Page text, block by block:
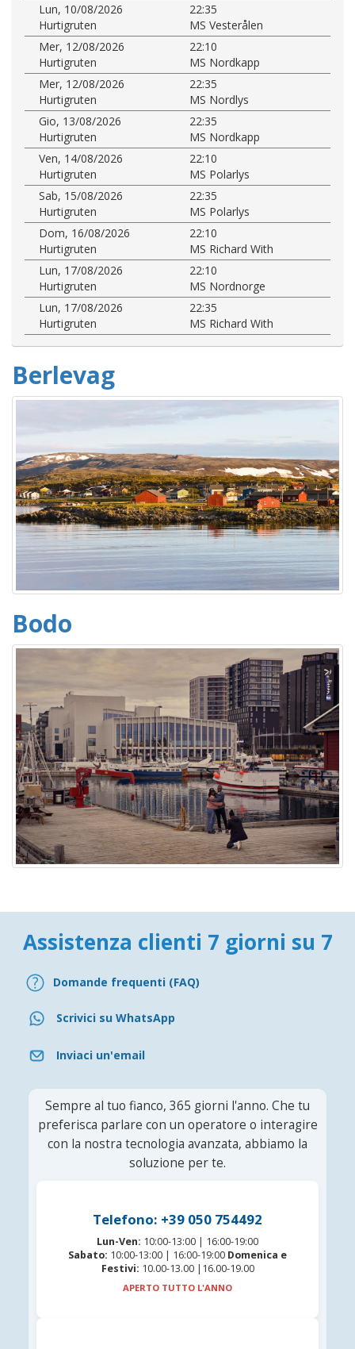
Lun, 10/08/2026
22:35
Hurtigruten
MS Vesterålen
Mer, 12/08/2026
22:10
Hurtigruten
MS Nordkapp
Mer, 12/08/2026
22:35
Hurtigruten
MS Nordlys
Gio, 13/08/2026
22:35
Hurtigruten
MS Nordkapp
Ven, 14/08/2026
22:10
Hurtigruten
MS Polarlys
Sab, 15/08/2026
22:35
Hurtigruten
MS Polarlys
Dom, 16/08/2026
22:10
Hurtigruten
MS Richard With
Lun, 17/08/2026
22:10
Hurtigruten
MS Nordnorge
Lun, 17/08/2026
22:35
Hurtigruten
MS Richard With
Berlevag
Bodo
Assistenza clienti 7 giorni su 7
Domande frequenti (FAQ)
Scrivici su WhatsApp
Inviaci un'email
Sempre al tuo fianco, 365 giorni l'anno. Che tu
preferisca parlare con un operatore o interagire
con la nostra tecnologia avanzata, abbiamo la
soluzione per te.
Telefono: +39 050 754492
Lun-Ven: 10:00-13:00 | 16:00-19:00
Sabato: 10:00-13:00 | 16:00-19:00 Domenica e
Festivi: 10.00-13.00 |16.00-19.00
APERTO TUTTO L'ANNO